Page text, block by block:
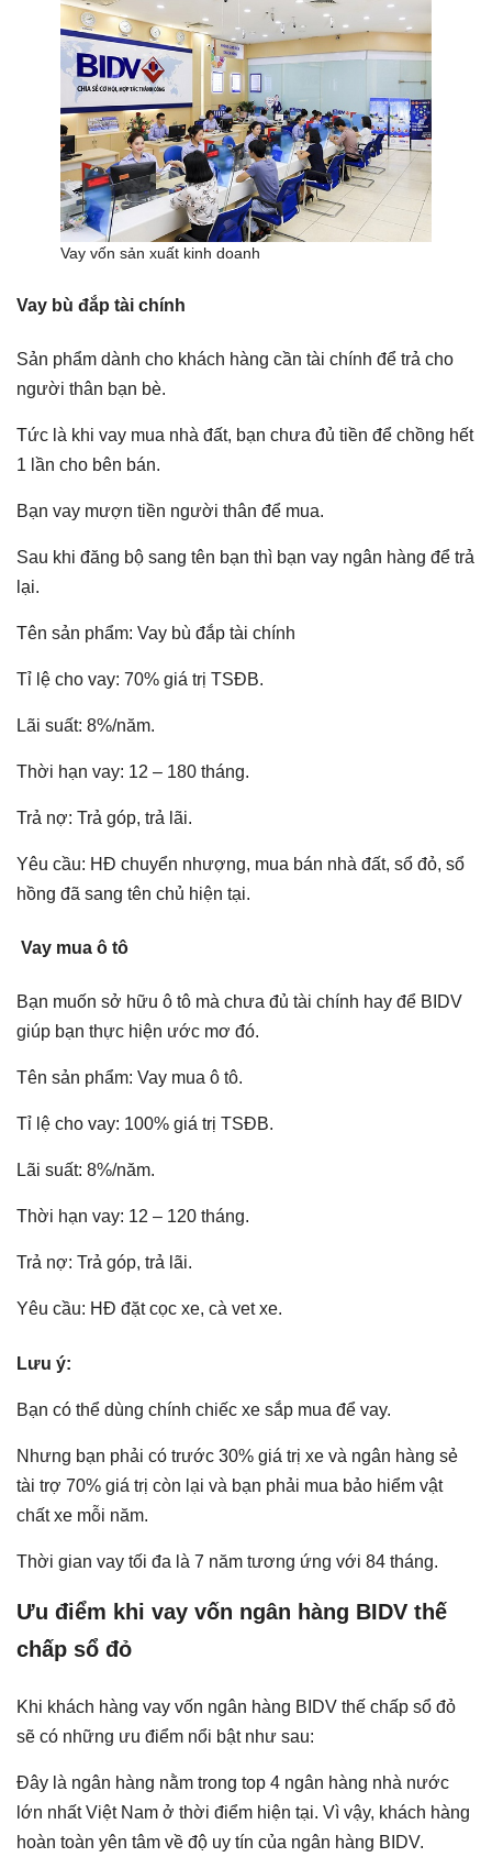
Vay vốn sản xuất kinh doanh
Vay bù đắp tài chính
Sản phẩm dành cho khách hàng cần tài chính để trả cho
người thân bạn bè.
Tức là khi vay mua nhà đất, bạn chưa đủ tiền để chồng hết
1 lần cho bên bán.
Bạn vay mượn tiền người thân để mua.
Sau khi đăng bộ sang tên bạn thì bạn vay ngân hàng để trả
lại.
Tên sản phẩm: Vay bù đắp tài chính
Tỉ lệ cho vay: 70% giá trị TSĐB.
Lãi suất: 8%/năm.
Thời hạn vay: 12 – 180 tháng.
Trả nợ: Trả góp, trả lãi.
Yêu cầu: HĐ chuyển nhượng, mua bán nhà đất, sổ đỏ, sổ
hồng đã sang tên chủ hiện tại.
Vay mua ô tô
Bạn muốn sở hữu ô tô mà chưa đủ tài chính hay để BIDV
giúp bạn thực hiện ước mơ đó.
Tên sản phẩm: Vay mua ô tô.
Tỉ lệ cho vay: 100% giá trị TSĐB.
Lãi suất: 8%/năm.
Thời hạn vay: 12 – 120 tháng.
Trả nợ: Trả góp, trả lãi.
Yêu cầu: HĐ đặt cọc xe, cà vet xe.
Lưu ý:
Bạn có thể dùng chính chiếc xe sắp mua để vay.
Nhưng bạn phải có trước 30% giá trị xe và ngân hàng sẻ
tài trợ 70% giá trị còn lại và bạn phải mua bảo hiểm vật
chất xe mỗi năm.
Thời gian vay tối đa là 7 năm tương ứng với 84 tháng.
Ưu điểm khi vay vốn ngân hàng BIDV thế
chấp sổ đỏ
Khi khách hàng vay vốn ngân hàng BIDV thế chấp sổ đỏ
sẽ có những ưu điểm nổi bật như sau:
Đây là ngân hàng nằm trong top 4 ngân hàng nhà nước
lớn nhất Việt Nam ở thời điểm hiện tại. Vì vậy, khách hàng
hoàn toàn yên tâm về độ uy tín của ngân hàng BIDV.